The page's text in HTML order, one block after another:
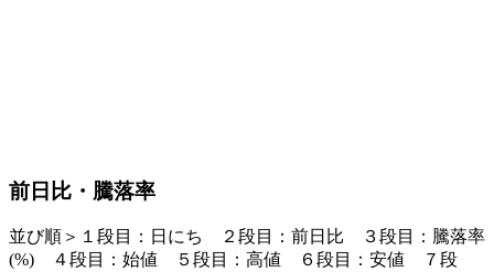
前日比・騰落率
並び順＞１段目：日にち ２段目： 前日比 ３段目： 騰落率
(%) ４段目：始値 ５段目：高値 ６段目：安値 ７段